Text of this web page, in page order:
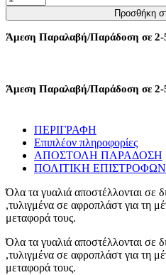
Ηλίου
Galaxy
Mε
Γαλάζιο
ποσότητα
Προσθήκη
Άμεση Παραλαβή/Παράδοση σε 2-
Άμεση Παραλαβή/Παράδοση σε 2-
ΠΕΡΙΓΡΑΦΗ
Επιπλέον πληροφορίες
ΑΠΟΣΤΟΛΗ ΠΑΡΑΔΟΣΗ
ΠΟΛΙΤΙΚΗ ΕΠΙΣΤΡΟΦΩΝ
Όλα τα γυαλιά αποστέλλονται σε
,τυλιγμένα σε αφροπλάστ για τη
μεταφορά τους.
Όλα τα γυαλιά αποστέλλονται σε
,τυλιγμένα σε αφροπλάστ για τη
μεταφορά τους.